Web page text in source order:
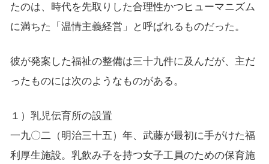
たのは、時代を先取りした合理性かつヒューマニズム
に満ちた「温情主義経営」と呼ばれるものだった。
彼が発案した福祉の整備は三十九件に及んだが、主だ
ったものには次のようなものがある。
１）乳児伝育所の設置
一九〇二（明治三十五）年、武藤が最初に手がけた福
利厚生施設。乳飲み子を持つ女子工員のための保育施